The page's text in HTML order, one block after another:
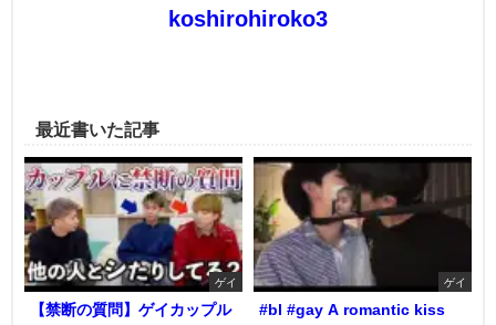
koshirohiroko3
最近書いた記事
ゲイ
【禁断の質問】ゲイカップル
ゲイ
#bl #gay A romantic kiss